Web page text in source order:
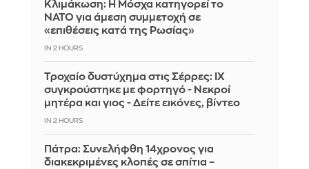
Κλιμάκωση: Η Μόσχα κατηγορεί το
ΝΑΤΟ για άμεση συμμετοχή σε
«επιθέσεις κατά της Ρωσίας»
IN 2 HOURS
Τροχαίο δυστύχημα στις Σέρρες: ΙΧ
συγκρούστηκε με φορτηγό - Νεκροί
μητέρα και γιος - Δείτε εικόνες, βίντεο
IN 2 HOURS
Πάτρα: Συνελήφθη 14χρονος για
διακεκριμένες κλοπές σε σπίτια –